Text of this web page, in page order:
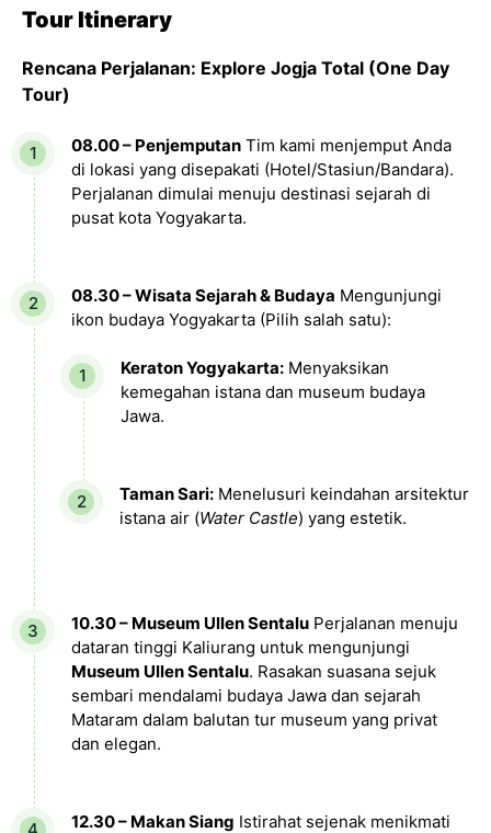
Tour Itinerary
Rencana Perjalanan: Explore Jogja Total (One Day
Tour)
08.00 – Penjemputan Tim kami menjemput Anda
di lokasi yang disepakati (Hotel/Stasiun/Bandara).
Perjalanan dimulai menuju destinasi sejarah di
pusat kota Yogyakarta.
08.30 – Wisata Sejarah & Budaya Mengunjungi
ikon budaya Yogyakarta (Pilih salah satu):
Keraton Yogyakarta: Menyaksikan
kemegahan istana dan museum budaya
Jawa.
Taman Sari: Menelusuri keindahan arsitektur
istana air (Water Castle) yang estetik.
10.30 – Museum Ullen Sentalu Perjalanan menuju
dataran tinggi Kaliurang untuk mengunjungi
Museum Ullen Sentalu. Rasakan suasana sejuk
sembari mendalami budaya Jawa dan sejarah
Mataram dalam balutan tur museum yang privat
dan elegan.
12.30 – Makan Siang Istirahat sejenak menikmati